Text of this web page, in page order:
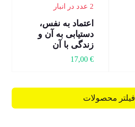
2 عدد در انبار
اعتماد به نفس،
دستیابی به آن و
زندگی با آن
17,00€
فیلتر محصولات